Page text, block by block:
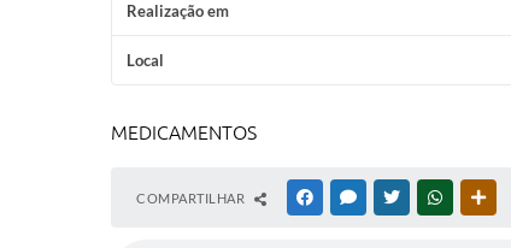
Realização em
Local
MEDICAMENTOS
COMPARTILHAR FACEBOOKMESSENGER
TWITTERWHATSAPP